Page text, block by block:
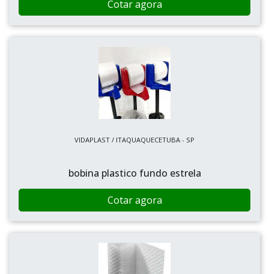
Cotar agora
VIDAPLAST / ITAQUAQUECETUBA - SP
bobina plastico fundo estrela
Cotar agora